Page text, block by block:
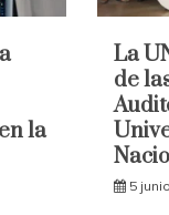
la
La
de
5